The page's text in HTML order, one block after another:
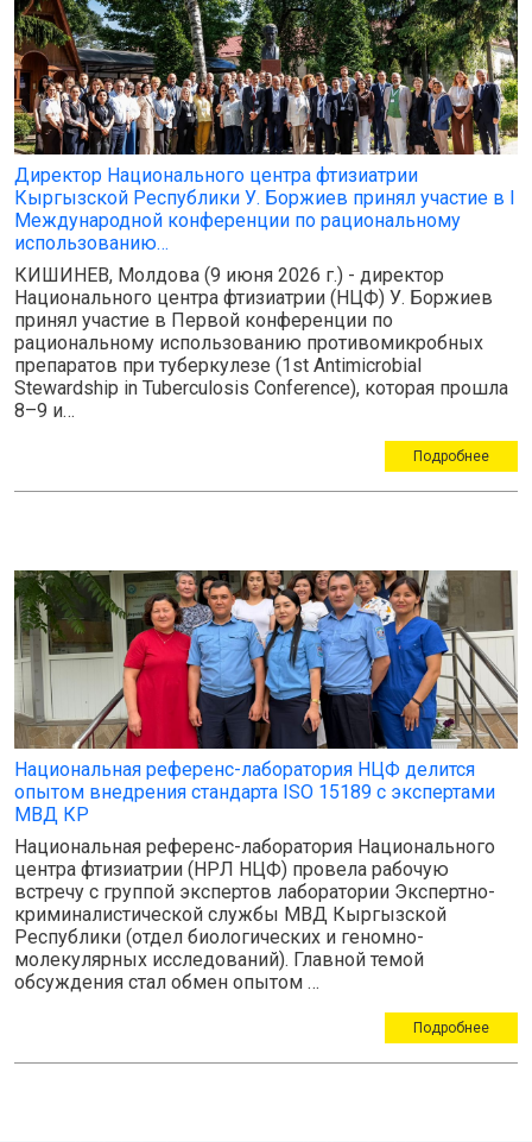
Директор Национального центра фтизиатрии
Кыргызской Республики У. Боржиев принял участие в I
Международной конференции по рациональному
использованию…
КИШИНЕВ, Молдова (9 июня 2026 г.) - директор
Национального центра фтизиатрии (НЦФ) У. Боржиев
принял участие в Первой конференции по
рациональному использованию противомикробных
препаратов при туберкулезе (1st Antimicrobial
Stewardship in Tuberculosis Conference), которая прошла
8–9 и…
Подробнее
Национальная референс-лаборатория НЦФ делится
опытом внедрения стандарта ISO 15189 с экспертами
МВД КР
Национальная референс-лаборатория Национального
центра фтизиатрии (НРЛ НЦФ) провела рабочую
встречу с группой экспертов лаборатории Экспертно-
криминалистической службы МВД Кыргызской
Республики (отдел биологических и геномно-
молекулярных исследований). Главной темой
обсуждения стал обмен опытом …
Подробнее